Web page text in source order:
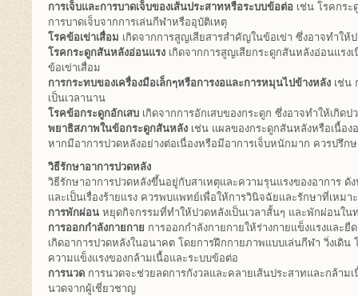
การเจ็บและการบาดเจ็บของเส้นประสาทหรือระบบข้อต่อ เช่น โรคกร
การบาดเจ็บจากการเล่นกีฬาหรืออุบัติเหตุ
โรคข้อเข่าเสื่อม เกิดจากการสูญเสียสารสำคัญในข้อเข่า ซึ่งอาจทำให้
โรคกระดูกสันหลังอ่อนแรง เกิดจากการสูญเสียกระดูกสันหลังอ่อนแร
ข้อเข่าเสื่อม
การกระทบของเครื่องมือเล็กๆหรือการงอและการหมุนไปข้างหลัง เช่น
เป็นเวลานาน
โรคข้อกระดูกอักเสบ เกิดจากการอักเสบของกระดูก ซึ่งอาจทำให้เกิดป
พยาธิสภาพในข้อกระดูกสันหลัง เช่น แผลของกระดูกสันหลังหรือเนื้อง
หากมีอาการปวดหลังอย่างต่อเนื่องหรือมีอาการเจ็บหนักมาก ควรปรึ
วิธีรักษาอาการปวดหลัง
วิธีรักษาอาการปวดหลังขึ้นอยู่กับสาเหตุและความรุนแรงของอาการ ดั
และเป็นเรื่องร้ายแรง ควรพบแพทย์เพื่อให้การวินิจฉัยและรักษาที่เหม
การพักผ่อน หยุดกิจกรรมที่ทำให้ปวดหลังเป็นเวลาสั้นๆ และพักผ่อนใน
การออกกำลังกายกาย การออกกำลังกายกายให้ร่างกายแข็งแรงและยื
เกิดอาการปวดหลังในอนาคต โดยการฝึกกายภาพแบบเล่นกีฬา วิ่งเดิน
ความแข็งแรงของกล้ามเนื้อและระบบข้อต่อ
การนวด การนวดจะช่วยลดการกังวลและคลายเส้นประสาทและกล้าม
นวดจากผู้เชี่ยวชาญ